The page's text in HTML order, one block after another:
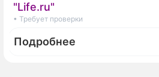
"Life.ru"
• Требует проверки
Подробнее